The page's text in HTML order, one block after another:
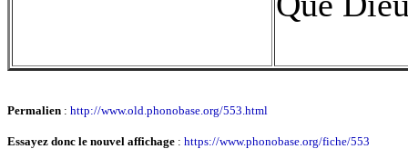
Permalien : http://www.old.phonobase.org/553.html
Essayez donc le nouvel affichage : https://www.phonobase.org/fiche/553